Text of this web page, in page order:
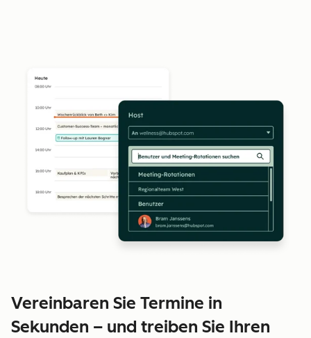
Vereinbaren Sie Termine in
Sekunden – und treiben Sie Ihren